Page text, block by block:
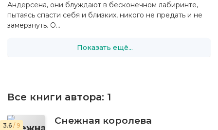
Андерсена, они блуждают в бесконечном лабиринте,
пытаясь спасти себя и близких, никого не предать и не
замерзнуть. О...
Показать ещё...
Все книги автора: 1
3.6 / 9 Снежная королева